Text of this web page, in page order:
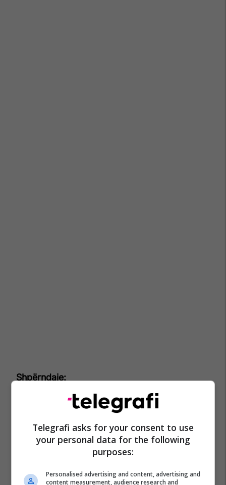
Telegrafi asks for your consent to use
your personal data for the following
purposes:
Personalised advertising and content, advertising and
content measurement, audience research and